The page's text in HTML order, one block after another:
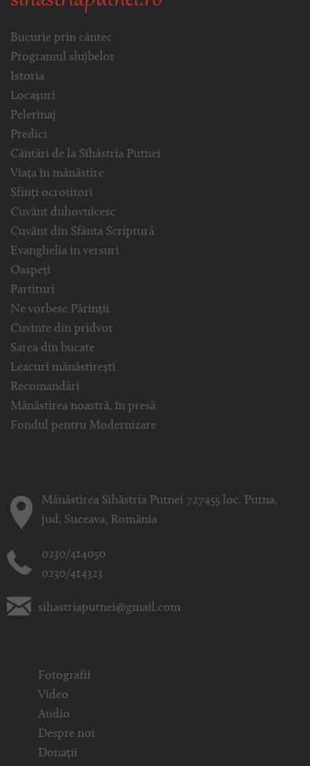
Bucurie prin cântec
Programul slujbelor
Istoria
Locașuri
Pelerinaj
Predici
Cântări de la Sihăstria Putnei
Viața în mănăstire
Sfinți ocrotitori
Cuvânt duhovnicesc
Cuvânt din Sfânta Scriptură
Evanghelia in versuri
Oaspeți
Partituri
Ne vorbesc Părinții
Cuvinte din pridvor
Sarea din bucate
Leacuri mănăstirești
Recomandări
Mănăstirea noastră, în presă
Fondul pentru Modernizare
Mănăstirea Sihăstria Putnei 727455 loc. Putna,
jud. Suceava, România
0230/414050
0230/414323
sihastriaputnei@gmail.com
Fotografii
Video
Audio
Despre noi
Donații